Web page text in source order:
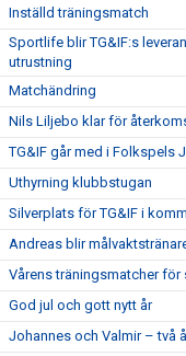
Inställd träningsmatch
Sportlife blir TG&IF:s
utrustning
Matchändring
Nils Liljebo klar för
TG&IF går med i Folkspels
Uthyrning klubbstugan
Silverplats för TG&IF i
Andreas blir
Vårens träningsmatcher för
God jul och gott nytt år
Johannes och Valmir – två